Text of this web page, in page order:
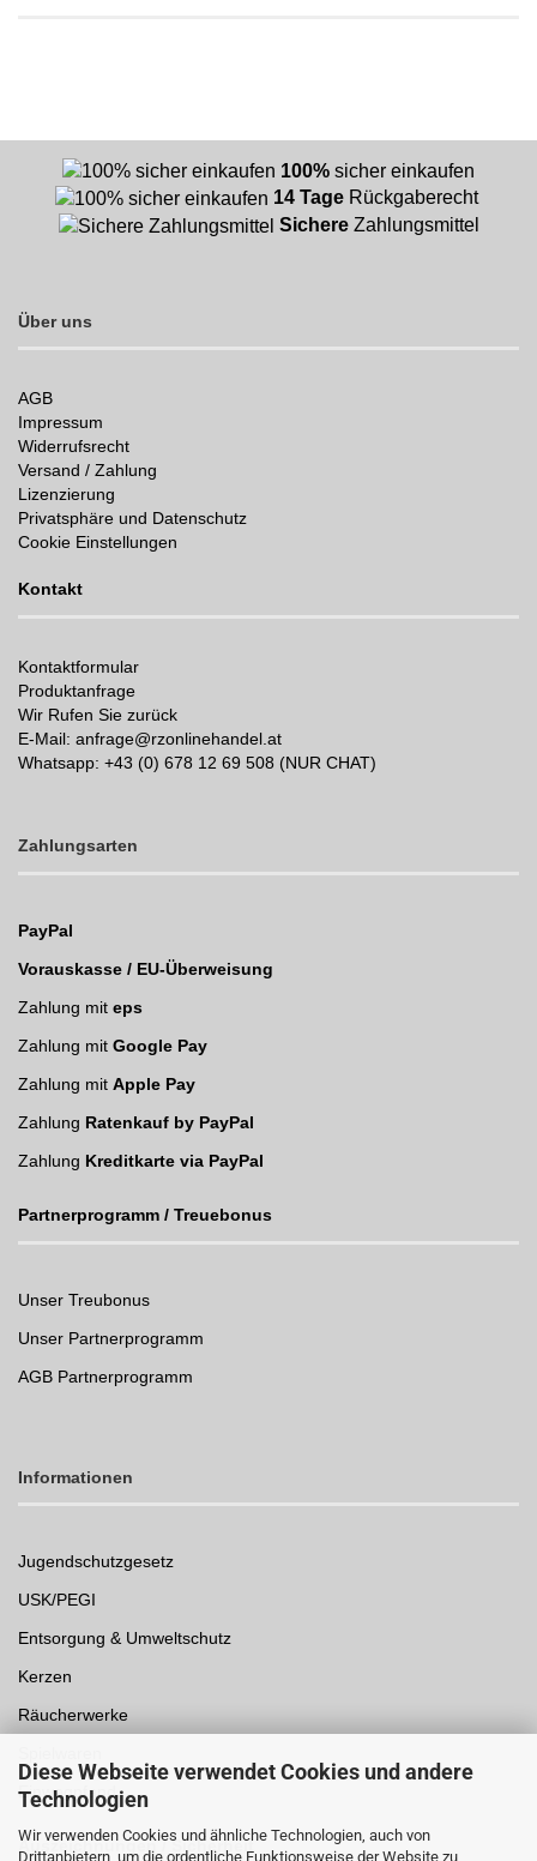
Diese Webseite verwendet Cookies und andere
Technologien
Wir verwenden Cookies und ähnliche Technologien, auch von
Drittanbietern, um die ordentliche Funktionsweise der Website zu
100% sicher einkaufen
14 Tage Rückgaberecht
Sichere Zahlungsmittel
Über uns
AGB
Impressum
Widerrufsrecht
Versand / Zahlung
Lizenzierung
Privatsphäre und Datenschutz
Cookie Einstellungen
Kontakt
Kontaktformular
Produktanfrage
Wir Rufen Sie zurück
E-Mail: anfrage@rzonlinehandel.at
Whatsapp: +43 (0) 678 12 69 508 (NUR CHAT)
Zahlungsarten
PayPal
Vorauskasse / EU-Überweisung
Zahlung mit eps
Zahlung mit Google Pay
Zahlung mit Apple Pay
Zahlung Ratenkauf by PayPal
Zahlung Kreditkarte via PayPal
Partnerprogramm / Treuebonus
Unser Treubonus
Unser Partnerprogramm
AGB Partnerprogramm
Informationen
Jugendschutzgesetz
USK/PEGI
Entsorgung & Umweltschutz
Kerzen
Räucherwerke
Einwegpfand
Auszeichnungen /Sicherheit